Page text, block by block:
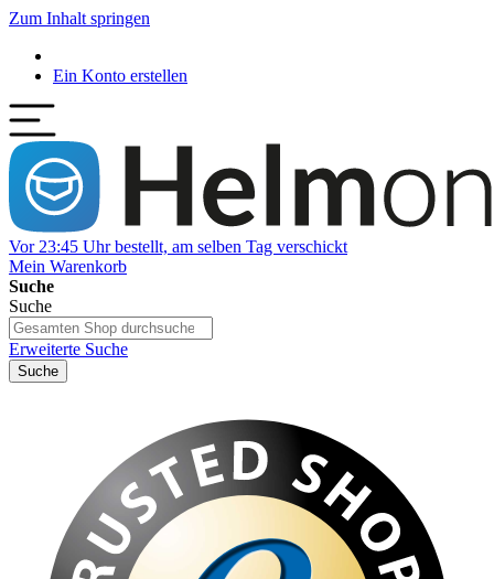
Zum Inhalt springen
Ein Konto erstellen
Vor 23:45 Uhr bestellt, am selben Tag verschickt
Mein Warenkorb
Suche
Suche
Erweiterte Suche
Suche